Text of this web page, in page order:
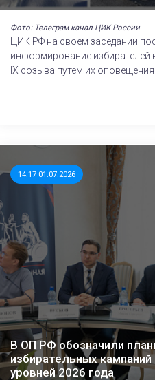
Фото: Телеграм-канал ЦИК России
ЦИК РФ на своем заседании
информирование избирателей
IХ созыва путем их оповещения
14:17 01.07.2026
В ОП РФ обозначили
избирательных кампаний
уровней 2026 года